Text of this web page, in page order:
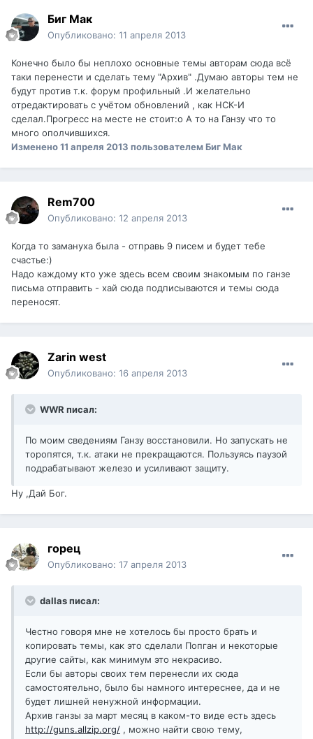
Биг Мак
Опубликовано: 11 апреля 2013
Конечно было бы неплохо основные темы авторам сюда всё
таки перенести и сделать тему "Архив" .Думаю авторы тем не
будут против т.к. форум профильный .И желательно
отредактировать с учётом обновлений , как НСК-И
сделал.Прогресс на месте не стоит:o А то на Ганзу что то
много ополчившихся.
Изменено11 апреля 2013 пользователем Биг Мак
Rem700
Опубликовано: 12 апреля 2013
Когда то замануха была - отправь 9 писем и будет тебе
счастье:)
Надо каждому кто уже здесь всем своим знакомым по ганзе
письма отправить - хай сюда подписываются и темы сюда
переносят.
Zarin west
Опубликовано: 16 апреля 2013
WWR писал:
По моим сведениям Ганзу восстановили. Но запускать не
торопятся, т.к. атаки не прекращаются. Пользуясь паузой
подрабатывают железо и усиливают защиту.
Ну ,Дай Бог.
горец
Опубликовано: 17 апреля 2013
dallas писал:
Честно говоря мне не хотелось бы просто брать и
копировать темы, как это сделали Попган и некоторые
другие сайты, как минимум это некрасиво.
Если бы авторы своих тем перенесли их сюда
самостоятельно, было бы намного интереснее, да и не
будет лишней ненужной информации.
Архив ганзы за март месяц в каком-то виде есть здесь
http://guns.allzip.org/ , можно найти свою тему,